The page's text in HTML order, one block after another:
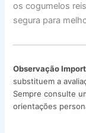
os cogumelos
segura para
Observação
substituem a
Sempre consulte
orientações